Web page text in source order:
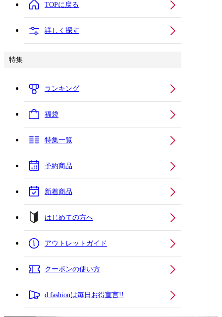
TOPに戻る
詳しく探す
特集
ランキング
福袋
特集一覧
予約商品
新着商品
はじめての方へ
アウトレットガイド
クーポンの使い方
d fashionは毎日お得宣言!!